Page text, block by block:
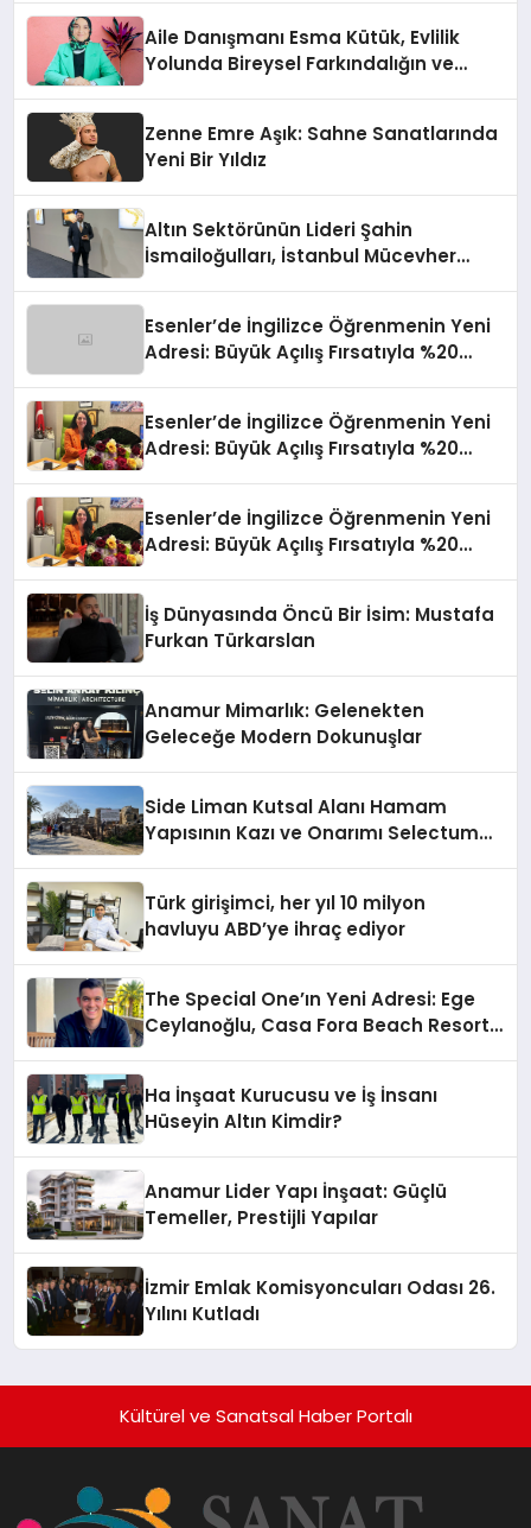
Aile Danışmanı Esma Kütük, Evlilik
Yolunda Bireysel Farkındalığın ve
Zenne Emre Aşık: Sahne Sanatlarında
Yeni Bir Yıldız
Altın Sektörünün Lideri Şahin
İsmailoğulları, İstanbul Mücevher
Esenler’de İngilizce Öğrenmenin Yeni
Adresi: Büyük Açılış Fırsatıyla %20
Esenler’de İngilizce Öğrenmenin Yeni
Adresi: Büyük Açılış Fırsatıyla %20
Esenler’de İngilizce Öğrenmenin Yeni
Adresi: Büyük Açılış Fırsatıyla %20
İş Dünyasında Öncü Bir İsim: Mustafa
Furkan Türkarslan
Anamur Mimarlık: Gelenekten
Geleceğe Modern Dokunuşlar
Side Liman Kutsal Alanı Hamam
Yapısının Kazı ve Onarımı Selectum
Türk girişimci, her yıl 10 milyon
havluyu ABD’ye ihraç ediyor
The Special One’ın Yeni Adresi: Ege
Ceylanoğlu, Casa Fora Beach Resort
Ha İnşaat Kurucusu ve İş İnsanı
Hüseyin Altın Kimdir?
Anamur Lider Yapı İnşaat: Güçlü
Temeller, Prestijli Yapılar
İzmir Emlak Komisyoncuları Odası 26.
Yılını Kutladı
Kültürel ve Sanatsal Haber Portalı